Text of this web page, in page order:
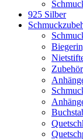
925 Silber